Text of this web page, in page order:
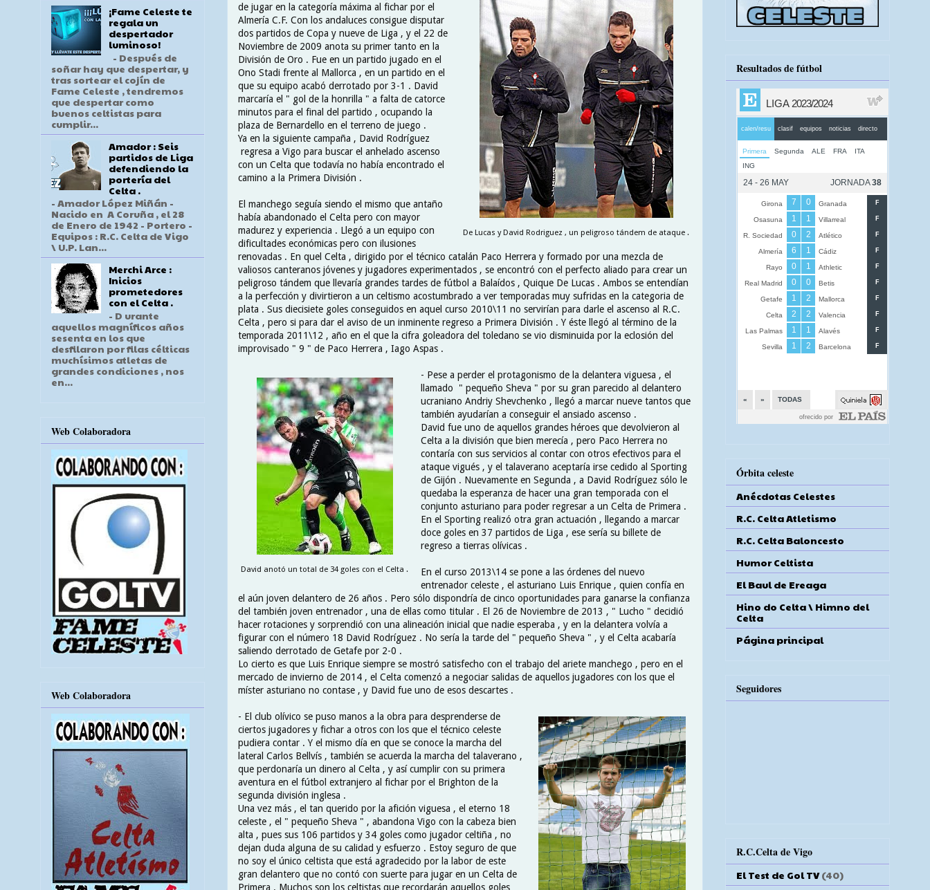
De Lucas y David Rodriguez , un peligroso tándem de ataque .
de jugar en la categoría máxima al fichar por el
Almería C.F. Con los andaluces consigue disputar
dos partidos de Copa y nueve de Liga , y el 22 de
Noviembre de 2009 anota su primer tanto en la
División de Oro . Fue en un partido jugado en el
Ono Stadi frente al Mallorca , en un partido en el
que su equipo acabó derrotado por 3-1 . David
marcaría el " gol de la honrilla " a falta de catorce
minutos para el final del partido , ocupando la
plaza de Bernardello en el terreno de juego .
Ya en la siguiente campaña , David Rodríguez
regresa a Vigo para buscar el anhelado ascenso
con un Celta que todavía no había encontrado el
camino a la Primera División .
El manchego seguía siendo el mismo que antaño
había abandonado el Celta pero con mayor
madurez y experiencia . Llegó a un equipo con
dificultades económicas pero con ilusiones
renovadas . En quel Celta , dirigido por el técnico catalán Paco Herrera y formado por una mezcla de
valiosos canteranos jóvenes y jugadores experimentados , se encontró con el perfecto aliado para crear un
peligroso tándem que llevaría grandes tardes de fútbol a Balaídos , Quique De Lucas . Ambos se entendían
a la perfección y divirtieron a un celtismo acostumbrado a ver temporadas muy sufridas en la categoria de
plata . Sus diecisiete goles conseguidos en aquel curso 2010\11 no servirían para darle el ascenso al R.C.
Celta , pero si para dar el aviso de un inminente regreso a Primera División . Y éste llegó al término de la
temporada 2011\12 , año en el que la cifra goleadora del toledano se vio disminuida por la eclosión del
improvisado " 9 " de Paco Herrera , Iago Aspas .
David anotó un total de 34 goles con el Celta .
- Pese a perder el protagonismo de la delantera viguesa , el
llamado " pequeño Sheva " por su gran parecido al delantero
ucraniano Andriy Shevchenko , llegó a marcar nueve tantos que
también ayudarían a conseguir el ansiado ascenso .
David fue uno de aquellos grandes héroes que devolvieron al
Celta a la división que bien merecía , pero Paco Herrera no
contaría con sus servicios al contar con otros efectivos para el
ataque vigués , y el talaverano aceptaría irse cedido al Sporting
de Gijón . Nuevamente en Segunda , a David Rodríguez sólo le
quedaba la esperanza de hacer una gran temporada con el
conjunto asturiano para poder regresar a un Celta de Primera .
En el Sporting realizó otra gran actuación , llegando a marcar
doce goles en 37 partidos de Liga , ese sería su billete de
regreso a tierras olívicas .
En el curso 2013\14 se pone a las órdenes del nuevo
entrenador celeste , el asturiano Luis Enrique , quien confía en
el aún joven delantero de 26 años . Pero sólo dispondría de cinco oportunidades para ganarse la confianza
del también joven entrenador , una de ellas como titular . El 26 de Noviembre de 2013 , " Lucho " decidió
hacer rotaciones y sorprendió con una alineación inicial que nadie esperaba , y en la delantera volvía a
figurar con el número 18 David Rodríguez . No sería la tarde del " pequeño Sheva " , y el Celta acabaría
saliendo derrotado de Getafe por 2-0 .
Lo cierto es que Luis Enrique siempre se mostró satisfecho con el trabajo del ariete manchego , pero en el
mercado de invierno de 2014 , el Celta comenzó a negociar salidas de aquellos jugadores con los que el
míster asturiano no contase , y David fue uno de esos descartes .
- El club olívico se puso manos a la obra para desprenderse de
ciertos jugadores y fichar a otros con los que el técnico celeste
pudiera contar . Y el mismo día en que se conoce la marcha del
lateral Carlos Bellvís , también se acuerda la marcha del talaverano ,
que perdonaría un dinero al Celta , y así cumplir con su primera
aventura en el fútbol extranjero al fichar por el Brighton de la
segunda división inglesa .
Una vez más , el tan querido por la afición viguesa , el eterno 18
celeste , el " pequeño Sheva " , abandona Vigo con la cabeza bien
alta , pues sus 106 partidos y 34 goles como jugador celtiña , no
dejan duda alguna de su calidad y esfuerzo . Estoy seguro de que
no soy el único celtista que está agradecido por la labor de este
gran delantero que no contó con suerte para jugar en un Celta de
Primera . Muchos son los celtistas que recordarán aquellos goles
¡Fame Celeste te
regala un
despertador
luminoso!
- Después de
soñar hay que despertar, y
tras sortear el cojín de
Fame Celeste , tendremos
que despertar como
buenos celtistas para
cumplir...
Amador : Seis
partidos de Liga
defendiendo la
portería del
Celta .
- Amador López Miñán -
Nacido en A Coruña , el 28
de Enero de 1942 - Portero -
Equipos : R.C. Celta de Vigo
\ U.P. Lan...
Merchi Arce :
Inicios
prometedores
con el Celta .
- D urante
aquellos magníficos años
sesenta en los que
desfilaron por filas célticas
muchísimos atletas de
grandes condiciones , nos
en...
Web Colaboradora
Web Colaboradora
Resultados de fútbol
Órbita celeste
Anécdotas Celestes
R.C. Celta Atletismo
R.C. Celta Baloncesto
Humor Celtista
El Baul de Ereaga
Hino do Celta \ Himno del
Celta
Página principal
Seguidores
R.C.Celta de Vigo
El Test de Gol TV (40)